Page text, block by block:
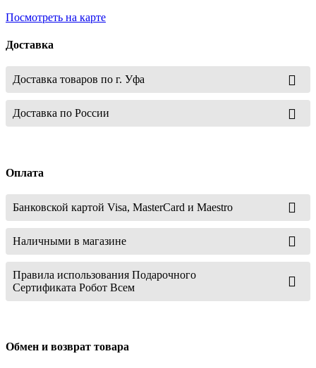
Посмотреть на карте
Доставка
Доставка товаров по г. Уфа
Доставка по России
Оплата
Банковской картой Visa, MasterCard и Maestro
Наличными в магазине
Правила использования Подарочного
Сертификата Робот Всем
Обмен и возврат товара